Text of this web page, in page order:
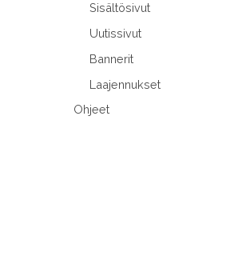
Sisältösivut
Uutissivut
Bannerit
Laajennukset
Ohjeet